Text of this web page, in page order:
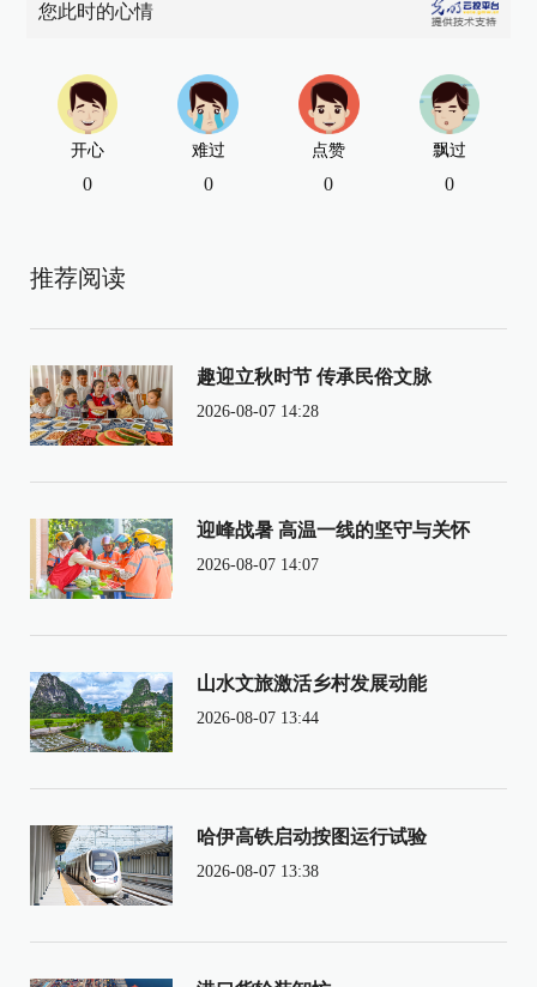
您此时的心情
开心
0
难过
0
点赞
0
飘过
0
推荐阅读
趣迎立秋时节 传承民俗文脉
2026-08-07 14:28
迎峰战暑 高温一线的坚守与关怀
2026-08-07 14:07
山水文旅激活乡村发展动能
2026-08-07 13:44
哈伊高铁启动按图运行试验
2026-08-07 13:38